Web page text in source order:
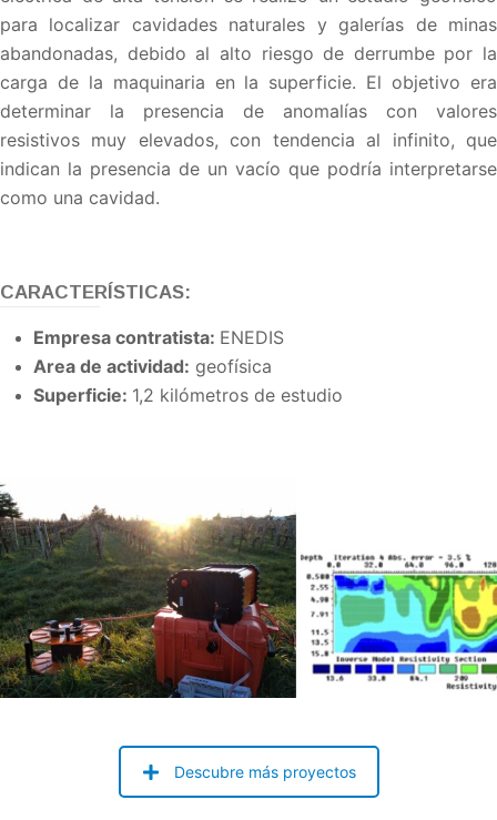
para localizar cavidades naturales y galerías de minas
abandonadas, debido al alto riesgo de derrumbe por la
carga de la maquinaria en la superficie. El objetivo era
determinar la presencia de anomalías con valores
resistivos muy elevados, con tendencia al infinito, que
indican la presencia de un vacío que podría interpretarse
como una cavidad.
CARACTERÍSTICAS:
Empresa contratista: ENEDIS
Area de actividad: geofísica
Superficie: 1,2 kilómetros de estudio
Descubre más proyectos